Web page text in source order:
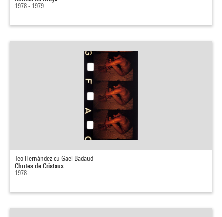
1978 - 1979
Teo Hernández ou Gaël Badaud
Chutes de Cristaux
1978